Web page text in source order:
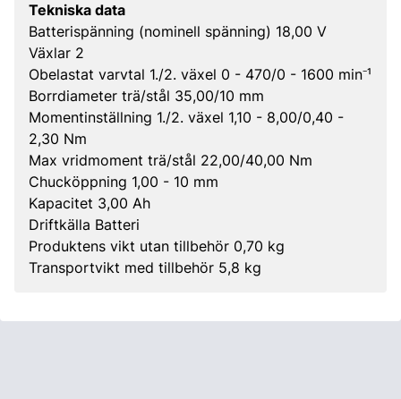
Tekniska data
Batterispänning (nominell spänning) 18,00 V
Växlar 2
Obelastat varvtal 1./2. växel 0 - 470/0 - 1600 min⁻¹
Borrdiameter trä/stål 35,00/10 mm
Momentinställning 1./2. växel 1,10 - 8,00/0,40 -
2,30 Nm
Max vridmoment trä/stål 22,00/40,00 Nm
Chucköppning 1,00 - 10 mm
Kapacitet 3,00 Ah
Driftkälla Batteri
Produktens vikt utan tillbehör 0,70 kg
Transportvikt med tillbehör 5,8 kg